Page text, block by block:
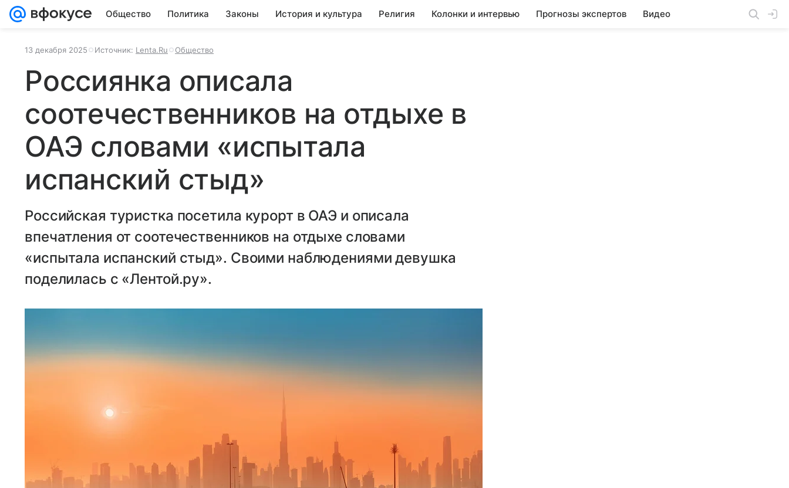
Общество Политика Законы История и культура Религия Колонки и интервью Прогнозы экспертов Видео
13 декабря 2025 Источник: Lenta.Ru Общество
Россиянка описала
соотечественников на отдыхе в
ОАЭ словами «испытала
испанский стыд»
Российская туристка посетила курорт в ОАЭ и описала
впечатления от соотечественников на отдыхе словами
«испытала испанский стыд». Своими наблюдениями девушка
поделилась с «Лентой.ру».